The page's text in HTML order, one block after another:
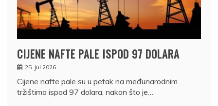
CIJENE NAFTE PALE ISPOD 97 DOLARA
25. jul 2026.
Cijene nafte pale su u petak na međunarodnim
tržištima ispod 97 dolara, nakon što je…